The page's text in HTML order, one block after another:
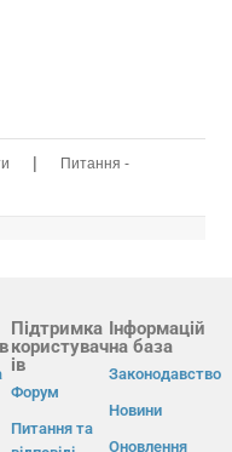
|
Питання -
Підтримка
користувач
ів
Форум
Питання та
Інформацій
на база
Законодавство
Новини
Оновлення